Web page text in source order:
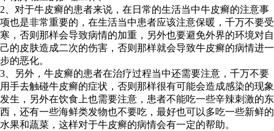
2、对于牛皮癣的患者来说，在日常的生活当中牛皮癣的注意事
项也是非常重要的，在生活当中患者应该注意保暖，千万不要受
寒，否则那样会导致病情的加重，另外也要避免外界的环境对自
己的皮肤造成二次的伤害，否则那样就会导致牛皮癣的病情进一
步的恶化。
3、另外，牛皮癣的患者在治疗过程当中还需要注意，千万不要
用手去触碰牛皮癣的症状，否则那样很有可能会造成感染的现象
发生，另外在饮食上也需要注意，患者不能吃一些辛辣刺激的东
西，还有一些海鲜类发物也不要吃，最好也可以多吃一些新鲜的
水果和蔬菜，这样对于牛皮癣的病情会有一定的帮助。